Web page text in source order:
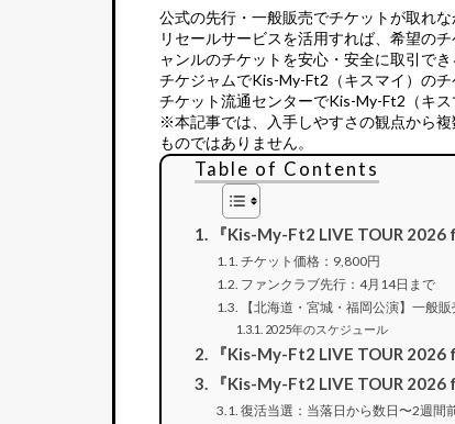
公式の先行・一般販売でチケットが取れな
リセールサービスを活用すれば、希望の
ャンルのチケットを安心・安全に取引でき
チケジャムでKis-My-Ft2（キスマイ）の
チケット流通センターでKis-My-Ft2（キ
※本記事では、入手しやすさの観点から
ものではありません。
Table of Contents
『Kis-My-Ft2 LIVE TOUR 2026
チケット価格：9,800円
ファンクラブ先行：4月14日まで
【北海道・宮城・福岡公演】一般
2025年のスケジュール
『Kis-My-Ft2 LIVE TOUR 2026
『Kis-My-Ft2 LIVE TOUR 2026
復活当選：当落日から数日〜2週間